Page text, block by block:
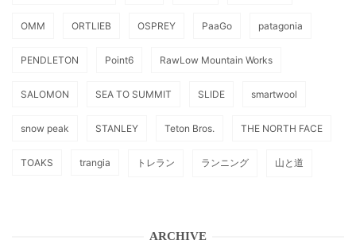
OMM ORTLIEB OSPREY PaaGo patagonia
PENDLETON Point6 RawLow Mountain Works
SALOMON SEA TO SUMMIT SLIDE smartwool
snow peak STANLEY Teton Bros. THE NORTH FACE
TOAKS trangia トレラン ランニング 山と道
ARCHIVE